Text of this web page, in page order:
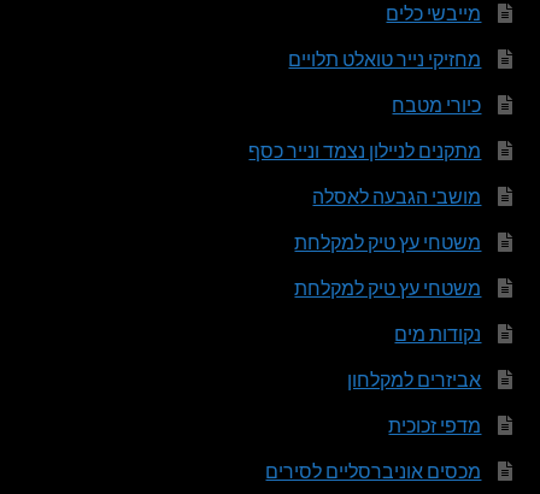
מייבשי כלים
מחזיקי נייר טואלט תלויים
כיורי מטבח
מתקנים לניילון נצמד ונייר כסף
מושבי הגבעה לאסלה
משטחי עץ טיק למקלחת
משטחי עץ טיק למקלחת
נקודות מים
אביזרים למקלחון
מדפי זכוכית
מכסים אוניברסליים לסירים